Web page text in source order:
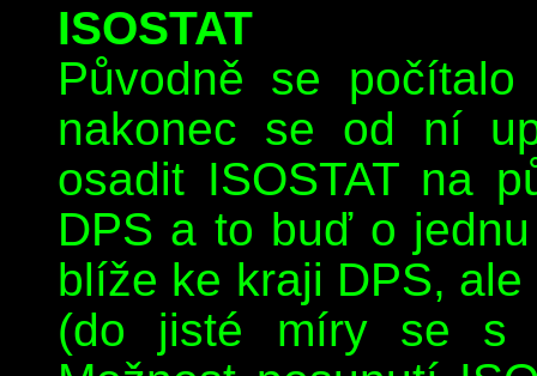
ISOSTAT
Původně se
nakonec se od ní
osadit ISOSTAT na
DPS a to buď o
blíže ke kraji DPS,
(do jisté míry se s